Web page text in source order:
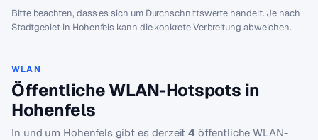
Bitte beachten, dass es sich um Durchschnittswerte handelt. Je nach
Stadtgebiet in Hohenfels kann die konkrete Verbreitung abweichen.
WLAN
Öffentliche WLAN-Hotspots in
Hohenfels
In und um Hohenfels gibt es derzeit4 öffentliche WLAN-